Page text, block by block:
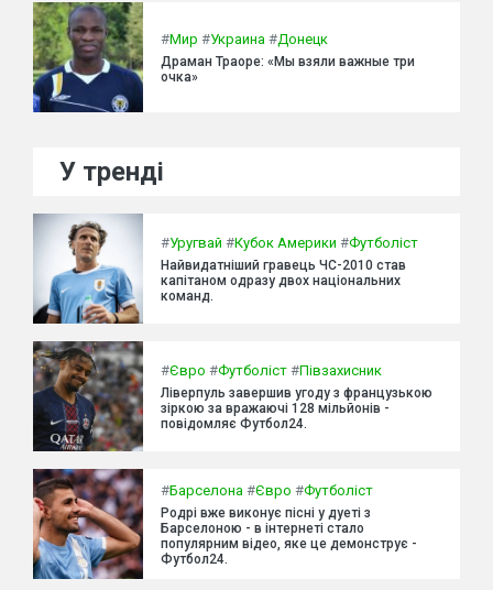
#Мир #Украина #Донецк
Драман Траоре: «Мы взяли важные три
очка»
У тренді
#Уругвай #Кубок Америки #Футболіст
Найвидатніший гравець ЧС-2010 став
капітаном одразу двох національних
команд.
#Євро #Футболіст #Півзахисник
Ліверпуль завершив угоду з французькою
зіркою за вражаючі 128 мільйонів -
повідомляє Футбол24.
#Барселона #Євро #Футболіст
Родрі вже виконує пісні у дуеті з
Барселоною - в інтернеті стало
популярним відео, яке це демонструє -
Футбол24.